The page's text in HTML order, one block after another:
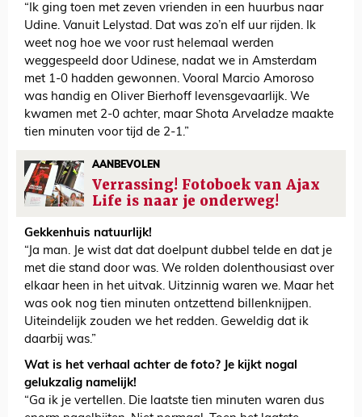
“Ik ging toen met zeven vrienden in een huurbus naar
Udine. Vanuit Lelystad. Dat was zo’n elf uur rijden. Ik
weet nog hoe we voor rust helemaal werden
weggespeeld door Udinese, nadat we in Amsterdam
met 1-0 hadden gewonnen. Vooral Marcio Amoroso
was handig en Oliver Bierhoff levensgevaarlijk. We
kwamen met 2-0 achter, maar Shota Arveladze maakte
tien minuten voor tijd de 2-1.”
AANBEVOLEN
Verrassing! Fotoboek van Ajax
Life is naar je onderweg!
Gekkenhuis natuurlijk!
“Ja man. Je wist dat dat doelpunt dubbel telde en dat je
met die stand door was. We rolden dolenthousiast over
elkaar heen in het uitvak. Uitzinnig waren we. Maar het
was ook nog tien minuten ontzettend billenknijpen.
Uiteindelijk zouden we het redden. Geweldig dat ik
daarbij was.”
Wat is het verhaal achter de foto? Je kijkt nogal
gelukzalig namelijk!
“Ga ik je vertellen. Die laatste tien minuten waren dus